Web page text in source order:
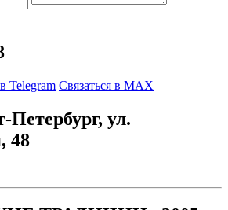
Telegram Связаться в MAX
Петербург, ул.
48